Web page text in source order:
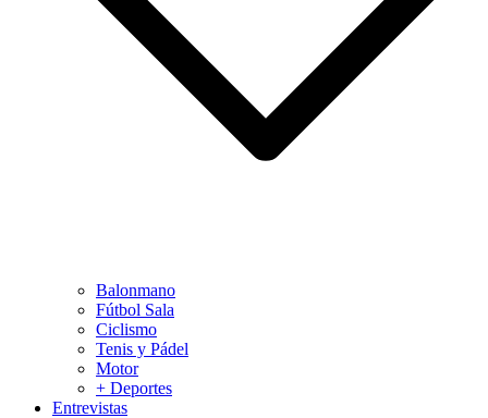
Balonmano
Fútbol Sala
Ciclismo
Tenis y Pádel
Motor
+ Deportes
Entrevistas